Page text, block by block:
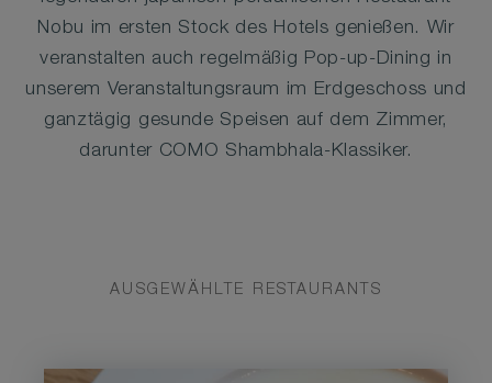
Nobu im ersten Stock des Hotels genießen. Wir
veranstalten auch regelmäßig Pop-up-Dining in
unserem Veranstaltungsraum im Erdgeschoss und
ganztägig gesunde Speisen auf dem Zimmer,
darunter COMO Shambhala-Klassiker.
AUSGEWÄHLTE RESTAURANTS